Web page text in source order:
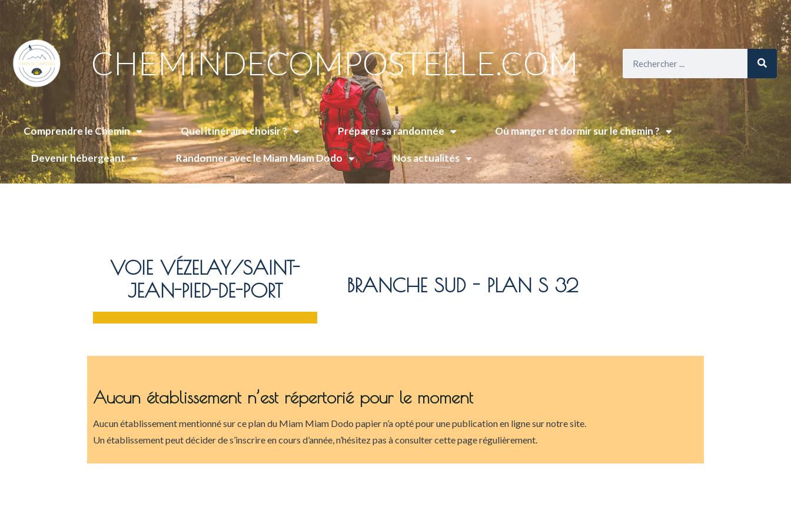
CHEMINDECOMPOSTELLE.COM
Comprendre le Chemin Quel itinéraire choisir ? Préparer sa randonnée Où manger et dormir sur le chemin ?
Devenir hébergeant Randonner avec le Miam Miam Dodo Nos actualités
VOIE VÉZELAY/SAINT-
JEAN-PIED-DE-PORT
BRANCHE SUD - PLAN S 32
Aucun établissement n’est répertorié pour le moment
Aucun établissement mentionné sur ce plan du Miam Miam Dodo papier n’a opté pour une publication en ligne sur notre site.
Un établissement peut décider de s’inscrire en cours d’année, n’hésitez pas à consulter cette page régulièrement.